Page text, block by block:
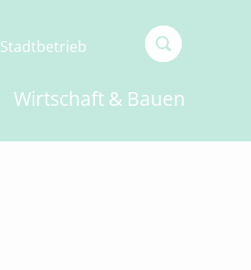
Wirtschaft & Bauen
Stadtbetrieb
more
for